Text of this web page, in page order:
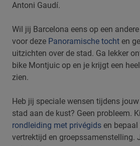
Antoni Gaudí.
Wil jij Barcelona eens op een
voor deze Panoramische tocht en
uitzichten over de stad. Ga lekker
bike Montjuic op en je krijgt een
zien.
Heb jij speciale wensen tijdens
stad aan de kust? Geen probleem.
rondleiding met privégids en bepaal
vertrektijd en groepssamenstelling.